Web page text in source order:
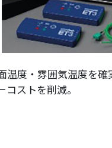
度・雰囲気温度を
ストを削減。